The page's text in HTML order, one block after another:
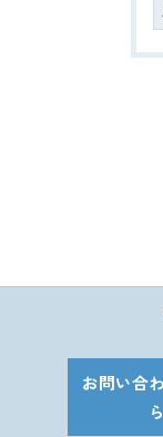
お問い合
ら